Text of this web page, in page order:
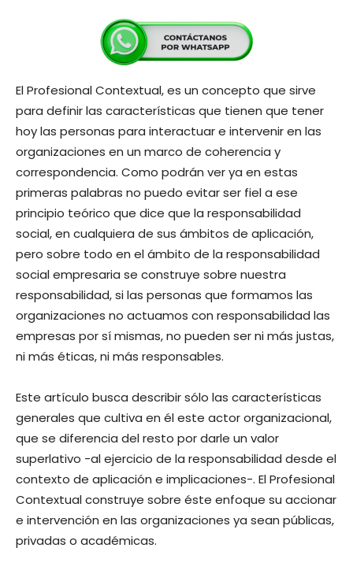
El Profesional Contextual, es un concepto que sirve
para definir las características que tienen que tener
hoy las personas para interactuar e intervenir en las
organizaciones en un marco de coherencia y
correspondencia. Como podrán ver ya en estas
primeras palabras no puedo evitar ser fiel a ese
principio teórico que dice que la responsabilidad
social, en cualquiera de sus ámbitos de aplicación,
pero sobre todo en el ámbito de la responsabilidad
social empresaria se construye sobre nuestra
responsabilidad, si las personas que formamos las
organizaciones no actuamos con responsabilidad las
empresas por sí mismas, no pueden ser ni más justas,
ni más éticas, ni más responsables.
Este artículo busca describir sólo las características
generales que cultiva en él este actor organizacional,
que se diferencia del resto por darle un valor
superlativo -al ejercicio de la responsabilidad desde el
contexto de aplicación e implicaciones-. El Profesional
Contextual construye sobre éste enfoque su accionar
e intervención en las organizaciones ya sean públicas,
privadas o académicas.